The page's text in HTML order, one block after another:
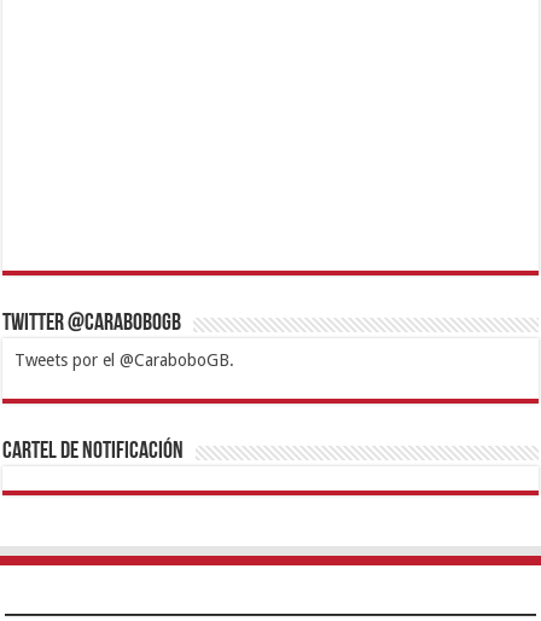
Twitter @CaraboboGB
Tweets por el @CaraboboGB.
1xbetBetturkeyBetistKralbetSupertotobetTipobetMatadorbetMariobet
https://mvbcasino.com/
Cartel de Notificación